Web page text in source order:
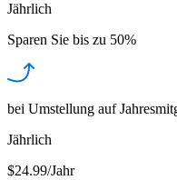
Jährlich
Sparen Sie bis zu 50%
bei Umstellung auf
Jährlich
$24.99/Jahr